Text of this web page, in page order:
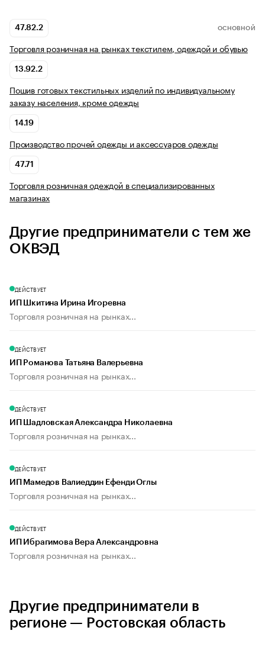
47.82.2 ОСНОВНОЙ
Торговля розничная на рынках текстилем, одеждой и обувью
13.92.2
Пошив готовых текстильных изделий по индивидуальному
заказу населения, кроме одежды
14.19
Производство прочей одежды и аксессуаров одежды
47.71
Торговля розничная одеждой в специализированных
магазинах
Другие предприниматели с тем же
ОКВЭД
ДЕЙСТВУЕТ
ИП Шкитина Ирина Игоревна
Торговля розничная на рынках...
ДЕЙСТВУЕТ
ИП Романова Татьяна Валерьевна
Торговля розничная на рынках...
ДЕЙСТВУЕТ
ИП Шадловская Александра Николаевна
Торговля розничная на рынках...
ДЕЙСТВУЕТ
ИП Мамедов Валиеддин Ефенди Оглы
Торговля розничная на рынках...
ДЕЙСТВУЕТ
ИП Ибрагимова Вера Александровна
Торговля розничная на рынках...
Другие предприниматели в
регионе — Ростовская область